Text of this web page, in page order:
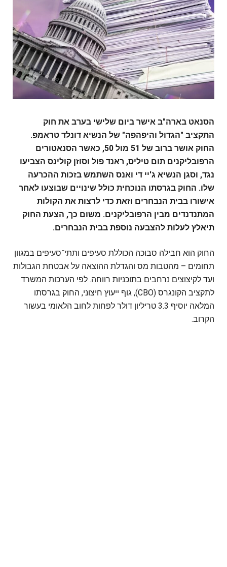
הסנאט בארה"ב אישר ביום שלישי בערב את חוק
התקציב "הגדול והיפהפה" של הנשיא דונלד טראמפ.
החוק אושר ברוב של 51 מול 50, כאשר הסנאטורים
הרפובליקנים תום טיליס, ראנד פול וסוזן קולינס הצביעו
נגד, וסגן הנשיא ג'יי די ואנס השתמש בזכות ההכרעה
שלו. החוק בגרסתו הנוכחית כולל שינויים שבוצעו לאחר
אישורו בבית הנבחרים וזאת כדי לרצות את הקולות
המתנדנדים מבין הרפובליקנים. משום כך, הצעת החוק
תיאלץ לעלות להצבעה נוספת בבית הנבחרים.
החוק הוא חבילה סבוכה הכוללת סעיפים ותתי־סעיפים במגוון
תחומים – מהטבות מס והגדלת ההוצאה על אבטחת הגבולות
ועד לקיצוצים נרחבים בתוכניות רווחה. לפי הערכות המשרד
לתקציב הקונגרס (CBO), גוף ייעוץ חיצוני, החוק בגרסתו
המלאה יוסיף 3.3 טריליון דולר לפחות לחוב הלאומי בעשור
הקרוב.